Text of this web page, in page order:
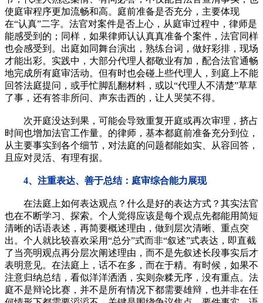
使庭审程序更加流畅和高。庭前准备是否充分，主要体现
在“认真”二字。法官对案件是否上心，从庭审过程中，律师是
能感受到的；同样，如果律师认认真真准备个案件，法官同样
也会感受到。出庭如同舞台演出，熟练台词，做好彩排，现场
才能出彩。实践中，大部分代理人都敬业有加，配合法官通畅
地完成所有庭审活动。但有时也会碰上些代理人，到庭上不能
回答法庭提问，或手忙脚乱翻材料，或以“代理人不清楚”草草
了事，还有答非所问、声东击西的，让人哭笑不得。
次开庭没达到果，可能会导致重复开庭或再次审理，挤占
时间也增加法官工作量。的律师，基本都庭前准备充分到位，
从主要事实到各个细节，对法庭的问题都能如实、从容回答，
且应对灵活、有理有据。
4、注重表达、善于总结：庭审综合能力展现
在法庭上如何表达观点？什么是好的表达方式？其实法官
也在不断学习、探索。个人觉得应该是每个观点先都能用简短
清晰的话语表述，再简要概述理由，做到层次清晰、重点突
出。个人就比较喜欢采用“总分”式而非“叙述”式表达，即直截
了当亮明观点再分层次阐述理由，而不是先叙述长段事实后才
表明意见。在法庭上，话不在多，而在于精。有时候，如果不
注意归纳总结，看似洋洋洒洒，实则杂糅无序，没有重点。法
庭不是辩论比赛，并不是所有情况下都需要雄辩，也并非在任